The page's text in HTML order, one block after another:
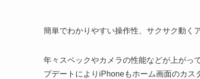
簡単でわかりやすい操作性、サクサク動く
年々スペックやカメラの性能などが上がっ
プデートによりiPhoneもホーム画面のカス